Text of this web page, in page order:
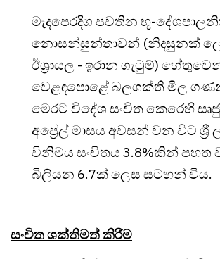
මැදපෙරදිග පවතින භූ-
නොසන්සුන්තාවන් (නිදසුනක්
ඊශ්‍රායල - ඉරාන ගැටුම්)
වෙළඳපොළේ බලශක්ති මිල
මෙරට විදේශ සංචිත කෙරෙහි
අප්‍රේල් මාසය අවසන් වන විට ශ්‍රී
විනිමය සංචිතය 3.8%කින් පහත
බිලියන 6.7ක් ලෙස සටහන් විය.
සංචිත ශක්තිමත් කිරීම